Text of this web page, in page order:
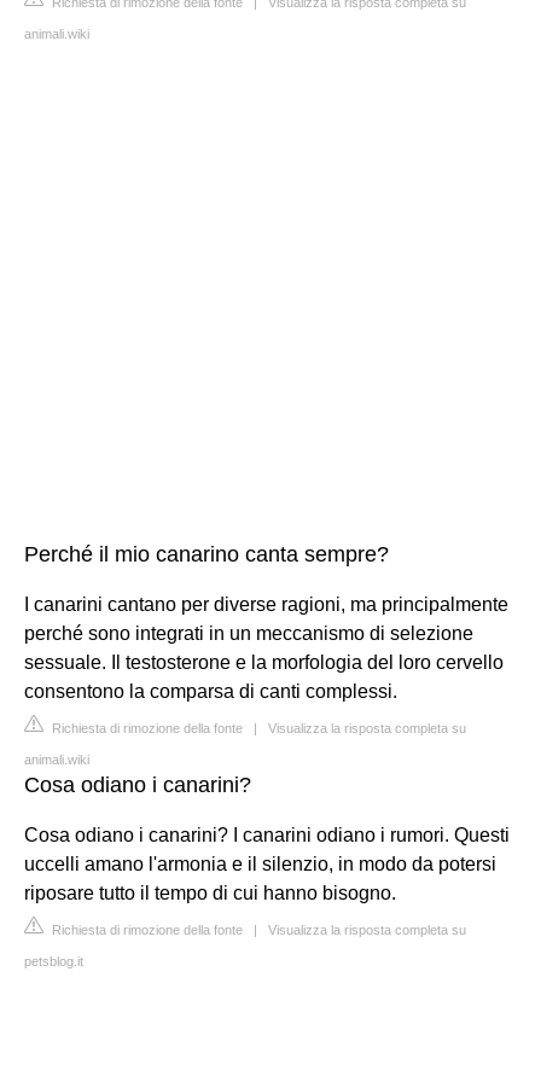
animali.wiki
Perché il mio canarino canta sempre?
I canarini cantano per diverse ragioni, ma principalmente
perché sono integrati in un meccanismo di selezione
sessuale. Il testosterone e la morfologia del loro cervello
consentono la comparsa di canti complessi.
Richiesta di rimozione della fonte | Visualizza la risposta completa su
animali.wiki
Cosa odiano i canarini?
Cosa odiano i canarini? I canarini odiano i rumori. Questi
uccelli amano l'armonia e il silenzio, in modo da potersi
riposare tutto il tempo di cui hanno bisogno.
Richiesta di rimozione della fonte | Visualizza la risposta completa su
petsblog.it